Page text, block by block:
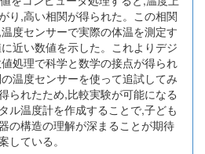
り,高い相関が得られた。この相関
度センサーで実際の体温を測定す
近い数値を示した。これよりデジ
処理で科学と数学の接点が得られ
温度センサーを使って追試してみ
られたため,比較実験が可能になる
ル温度計を作成することで,子ども
の構造の理解が深まることが期待
している。